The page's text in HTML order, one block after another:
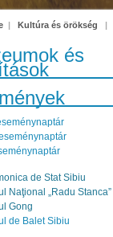
| Kultúra és örökség |
és
de Stat Sibiu
Naţional „Radu Stanca”
Gong
de Balet Sibiu